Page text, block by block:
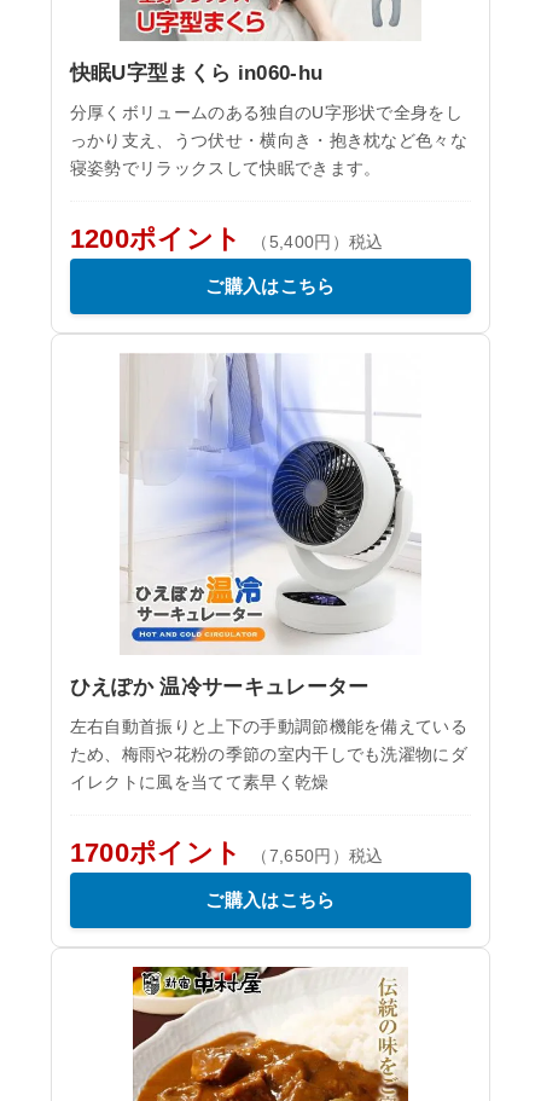
快眠U字型まくら in060-hu
分厚くボリュームのある独自のU字形状で全身をし
っかり支え、うつ伏せ・横向き・抱き枕など色々な
寝姿勢でリラックスして快眠できます。
1200ポイント （5,400円）税込
ご購入はこちら
ひえぽか 温冷サーキュレーター
左右自動首振りと上下の手動調節機能を備えている
ため、梅雨や花粉の季節の室内干しでも洗濯物にダ
イレクトに風を当てて素早く乾燥
1700ポイント （7,650円）税込
ご購入はこちら